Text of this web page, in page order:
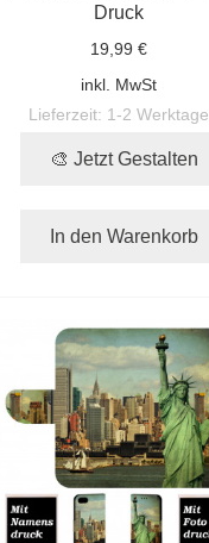
Druck
19,99 €
inkl. MwSt
Lieferzeit: 1-2 Werktage
🎨 Jetzt Gestalten
In den Warenkorb